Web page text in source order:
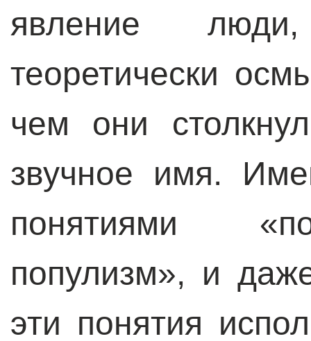
явление
теоретически
чем они
звучное имя.
понятиями
популизм», и
эти понятия